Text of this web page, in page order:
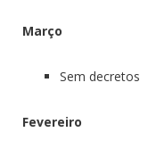
Março
Sem decretos
Fevereiro